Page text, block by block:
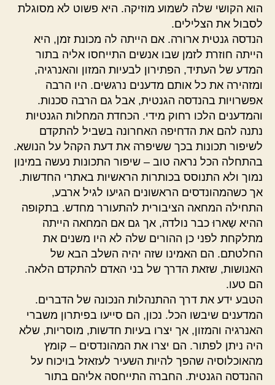
הוא הקושי שלה לשמוע מוזיקה. היא פשוט לא מסוגלת
לסבול את הצלילים.
הנדסה גנטית ארורה. אם הייתה לה מכונת זמן, היא
הייתה חוזרת לזמן שבו אנשים התייחסו אליה בתור
המדע של העתיד, הפתירון לבעיות המזון והאנרגיה,
ומזהירה את כל אותם מדענים נרגשים. היו הרבה
אפשרויות בהנדסה הגנטית, אבל גם הרבה סכנות.
והמדענים הלכו רחוק מידי. הכחדת המחלות הגנטיות
נתנה להם את הדחיפה האחרונה בשביל להתקדם
לשיפור תכונות בכך ששיפרה את דעת הקהל על הנושא.
בהתחלה הכל נראה טוב – שיפור התכונות נעשה במינון
נמוך ולא התנוסס בכותרות הראשיות באתרי החדשות.
אך כשהמהונדסים הראשונים הגיעו לגיל ארבע,
התחילה המחאה הציבורית להתעורר מחדש. בתקופה
ההיא שַארוּ כבר נולדה, אך גם אם המחאה הייתה
מתלקחת לפני כן ההורים שלה לא היו משנים את
החלטתם. הם האמינו שזה יהיה השלב הבא של
האנושות, שזאת הדרך של בני האדם להתקדם הלאה.
הם טעו.
הטבע ידע את דרך ההתנהלות הנכונה של הדברים.
המדענים שיבשו הכל. נכון, הם סייעו בפיתרון משברי
האנרגיה והמזון, אך יצרו בעיות חדשות, מוסריות, שלא
היה ניתן לפתור. הם יצרו את המהונדסים – קומץ
מהאוכלוסיה שהפך להיות השעיר לעזאזל בויכוח על
ההנדסה הגנטית. החברה התייחסה אליהם בתור